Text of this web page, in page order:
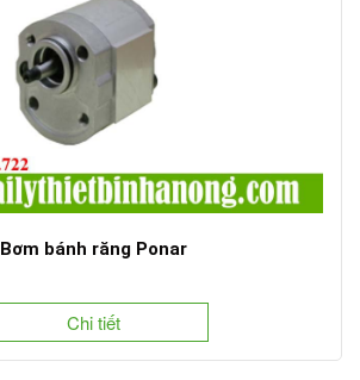
Bơm bánh răng Ponar
Chi tiết